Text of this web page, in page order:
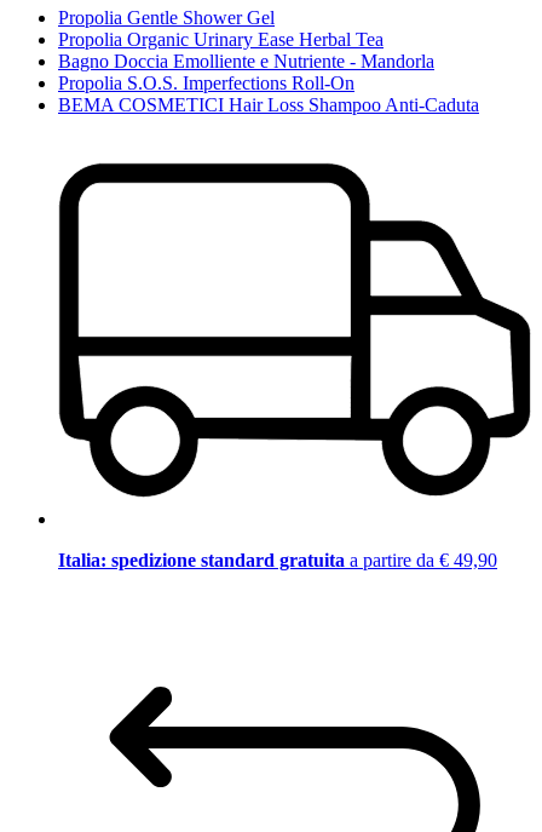
Propolia Gentle Shower Gel
Propolia Organic Urinary Ease Herbal Tea
Bagno Doccia Emolliente e Nutriente - Mandorla
Propolia S.O.S. Imperfections Roll-On
BEMA COSMETICI Hair Loss Shampoo Anti-Caduta
Italia: spedizione standard gratuita a partire da € 49,90